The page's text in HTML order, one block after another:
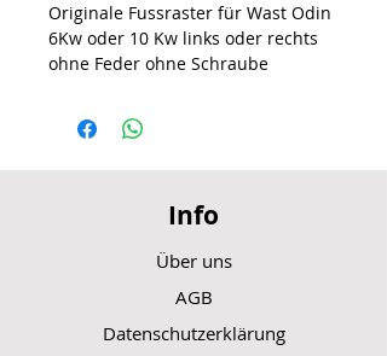
Originale Fussraster für Wast Odin
6Kw oder 10 Kw links oder rechts
ohne Feder ohne Schraube
Info
Über uns
AGB
Datenschutzerklärung